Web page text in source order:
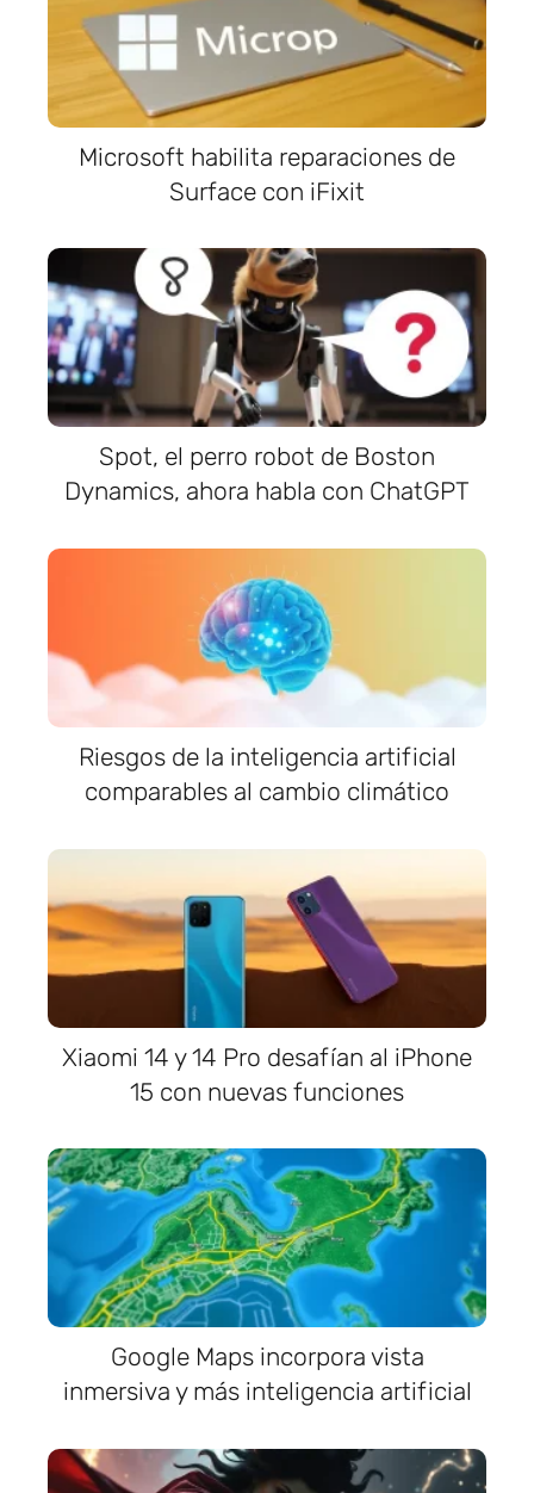
Microsoft habilita reparaciones de
Surface con iFixit
Spot, el perro robot de Boston
Dynamics, ahora habla con ChatGPT
Riesgos de la inteligencia artificial
comparables al cambio climático
Xiaomi 14 y 14 Pro desafían al iPhone
15 con nuevas funciones
Google Maps incorpora vista
inmersiva y más inteligencia artificial